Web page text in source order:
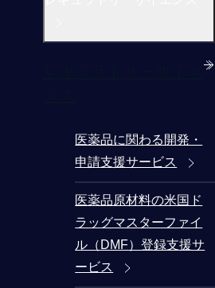
医薬品に関わる開発・
申請支援サービス
医薬品原材料の米国ド
ラッグマスターファイ
ル（DMF）登録支援サ
ービス